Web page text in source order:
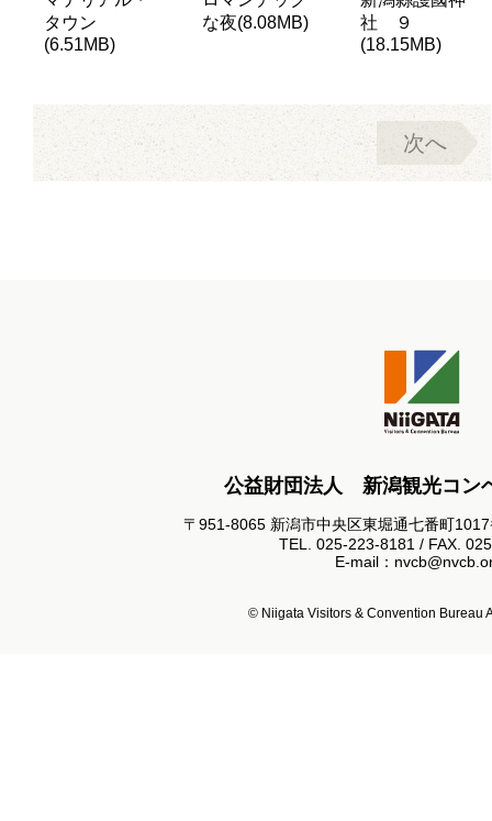
タウン
(6.51MB)
な夜(8.08MB)
社 ９
(18.15MB)
次へ
公益財団法人 新潟観光コン
〒951-8065 新潟市中央区東堀通七番町
TEL. 025-223-8181 / FAX.
E-mail：
© Niigata Visitors & Convention Bureau